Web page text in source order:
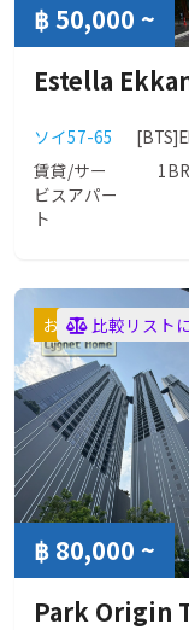
฿ 50,000 ~
ソイ57-65
賃貸/サー
ビスアパー
ト
おすすめ比較リスト
฿ 80,000 ~